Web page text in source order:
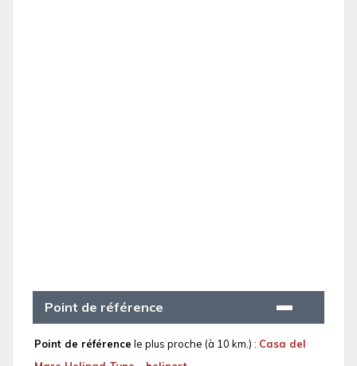
Point de référence
Point de référence le plus proche (à 10 km.) : Casa del